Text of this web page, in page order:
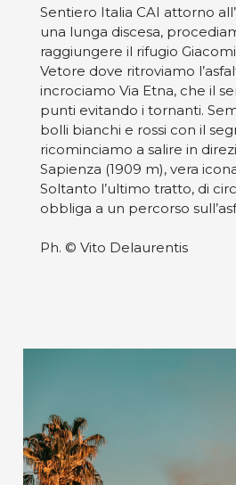
Sentiero Italia CAI attorno
una lunga discesa,
raggiungere il rifugio
Vetore dove ritroviamo
incrociamo Via Etna, che il
punti evitando i tornanti.
bolli bianchi e rossi con il
ricominciamo a salire in
Sapienza (1909 m), vera
Soltanto l’ultimo tratto, di
obbliga a un percorso
Ph. © Vito Delaurentis